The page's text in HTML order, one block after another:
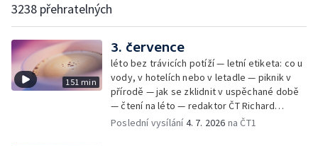
3238 přehratelných
151 min
3. července
léto bez trávicích potíží — letní etiketa: co u
vody, v hotelích nebo v letadle — piknik v
přírodě — jak se zklidnit v uspěchané době
— čtení na léto — redaktor ČT Richard
Samko
Poslední vysílání4. 7. 2026 na ČT1